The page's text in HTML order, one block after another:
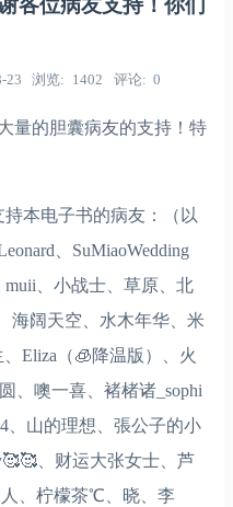
各位病友支持！你们
23 浏览 1402 评论 0
量的胆囊病友的支持！特
本电子书的病友：（以
、SuMiaoWedding
muii、小战士、草原、北
海阔天空、水木年华、米
、Eliza（🧊降温版）、火
、噢一喜、褚楮诸_sophi
、山的理想、張公子的小
、财运大张女士、芦
人、柠檬茶℃、晓、李